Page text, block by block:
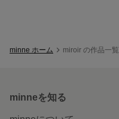
minne ホーム miroir の作品一覧
minneを知る